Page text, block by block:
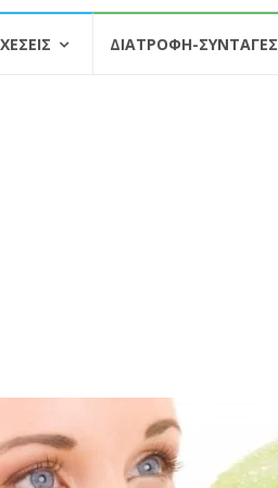
ΔΙΑΤΡΟΦΗ-ΣΥΝΤΑΓΕΣ